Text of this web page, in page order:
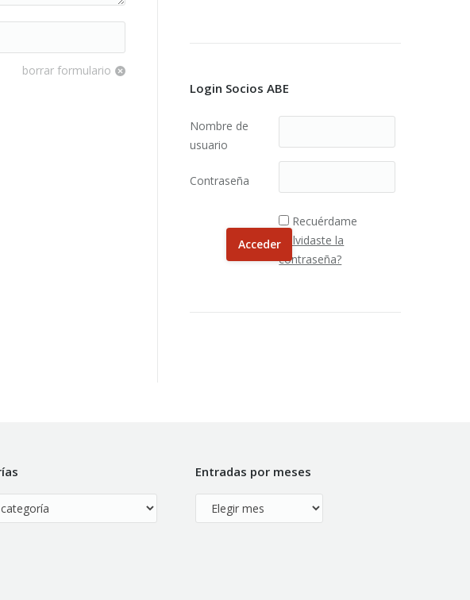
borrar formulario
Login Socios ABE
Nombre de
usuario
Contraseña
Recuérdame
¿Olvidaste la
contraseña?
Entradas por meses
Entradas
por